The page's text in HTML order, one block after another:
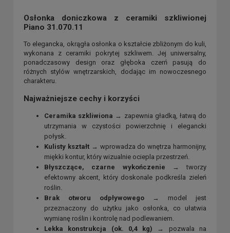
Osłonka doniczkowa z ceramiki szkliwionej
Piano 31.070.11
To elegancka, okrągła osłonka o kształcie zbliżonym do kuli,
wykonana z ceramiki pokrytej szkliwem. Jej uniwersalny,
ponadczasowy design oraz głęboka czerń pasują do
różnych stylów wnętrzarskich, dodając im nowoczesnego
charakteru.
Najważniejsze cechy i korzyści
Ceramika szkliwiona → zapewnia gładką, łatwą do
utrzymania w czystości powierzchnię i elegancki
połysk.
Kulisty kształt→ wprowadza do wnętrza harmonijny,
miękki kontur, który wizualnie ociepla przestrzeń.
Błyszczące, czarne wykończenie → tworzy
efektowny akcent, który doskonale podkreśla zieleń
roślin.
Brak otworu odpływowego→ model jest
przeznaczony do użytku jako osłonka, co ułatwia
wymianę roślin i kontrolę nad podlewaniem.
Lekka konstrukcja (ok. 0,4 kg) → pozwala na